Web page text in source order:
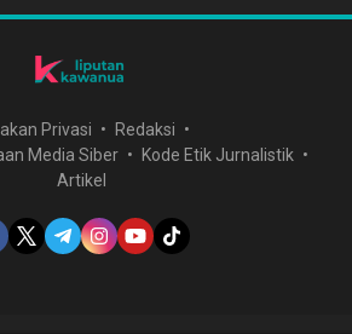
Privasi
Redaksi
Media Siber
Kode Etik Jurnalistik
Artikel